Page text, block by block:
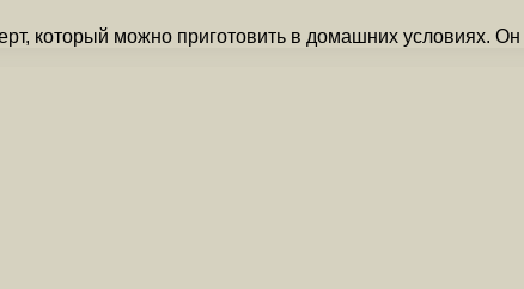
который можно приготовить в домашних условиях.